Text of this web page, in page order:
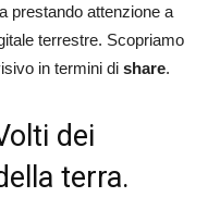
prestando attenzione a
terrestre. Scopriamo
in termini di share.
dei
terra.